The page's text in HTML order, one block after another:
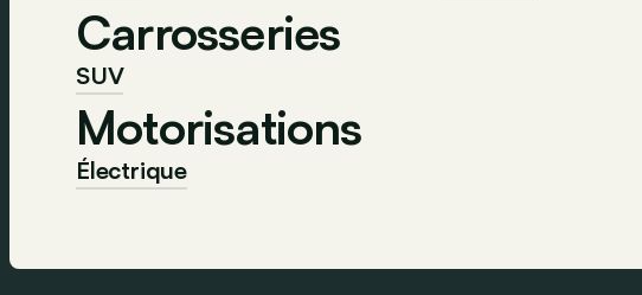
Carrosseries
SUV
Motorisations
Électrique